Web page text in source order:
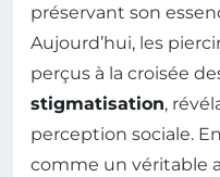
préservant son
Aujourd’hui, les
perçus à la croisée
stigmatisation,
perception sociale.
comme un véritable